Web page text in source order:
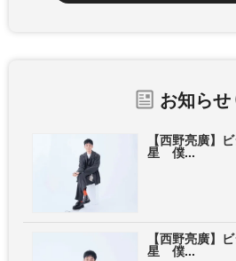
お知らせ
【西野亮廣】
星 僕...
【西野亮廣】
星 僕...